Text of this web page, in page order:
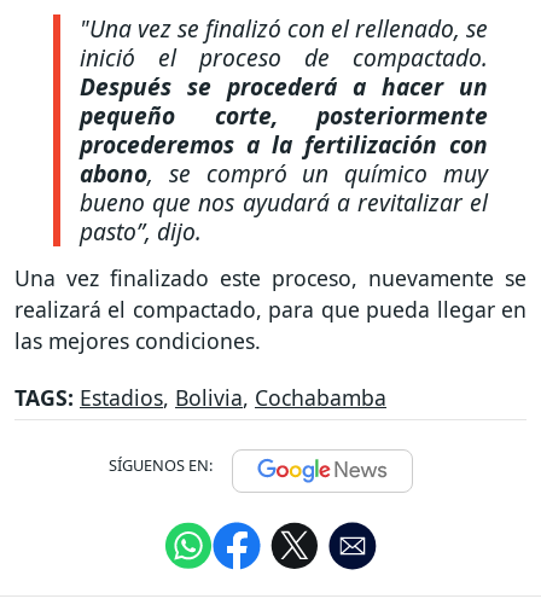
"Una vez se finalizó con el rellenado, se
inició el proceso de compactado.
Después se procederá a hacer un
pequeño corte, posteriormente
procederemos a la fertilización con
abono, se compró un químico muy
bueno que nos ayudará a revitalizar el
pasto”, dijo.
Una vez finalizado este proceso, nuevamente se
realizará el compactado, para que pueda llegar en
las mejores condiciones.
TAGS: Estadios, Bolivia, Cochabamba
SÍGUENOS EN: